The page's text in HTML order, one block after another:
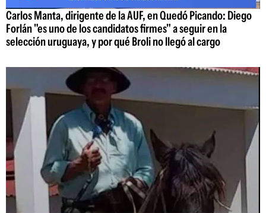
Carlos Manta, dirigente de la AUF, en Quedó Picando: Diego
Forlán "es uno de los candidatos firmes" a seguir en la
selección uruguaya, y por qué Broli no llegó al cargo